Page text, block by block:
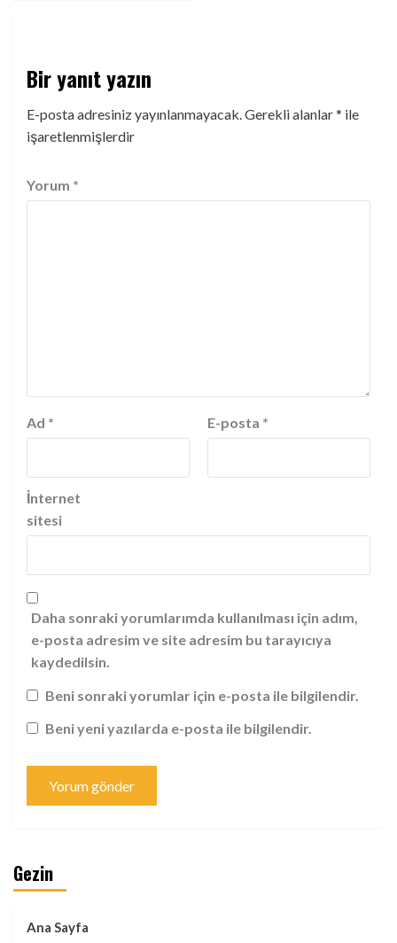
Bir yanıt yazın
E-posta adresiniz yayınlanmayacak.Gerekli alanlar* ile
işaretlenmişlerdir
Yorum *
Ad * E-posta *
İnternet
sitesi
Daha sonraki yorumlarımda kullanılması için adım,
e-posta adresim ve site adresim bu tarayıcıya
kaydedilsin.
Beni sonraki yorumlar için e-posta ile bilgilendir.
Beni yeni yazılarda e-posta ile bilgilendir.
Gezin
Ana Sayfa